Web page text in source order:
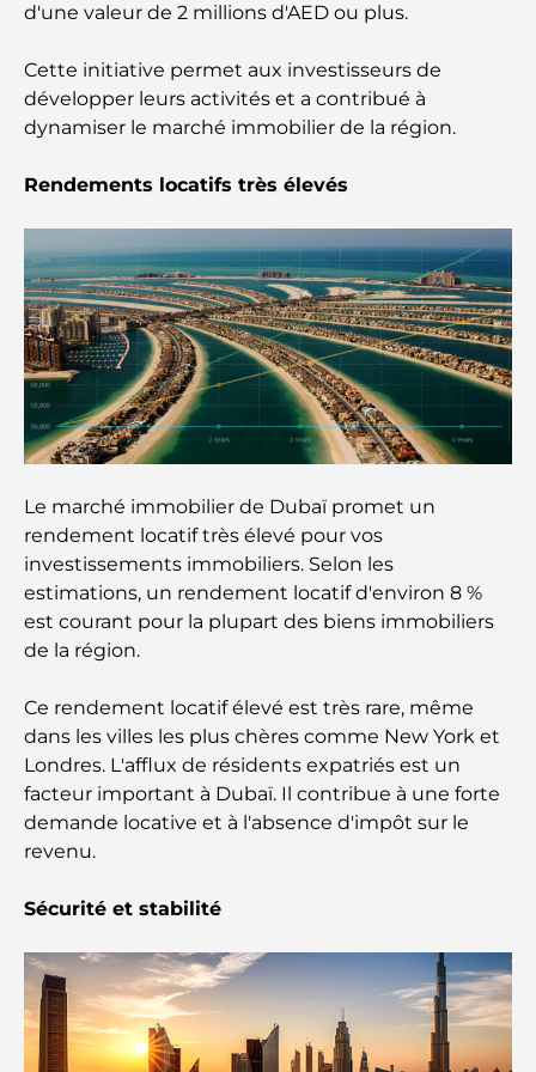
Dubaï
Résidences en bord de mer à Dubaï : le luxe au
Le pays le plus cher du monde : un classement
mondial des coûts
Les meilleurs restaurants de steak à Dubaï : un
guide pour les amateurs de viande
A Brief Guide to Buying Property in Dubai (2025-
Guide des salles de sport de Damac Hills : Les
meilleures options de remise en forme à Damac
Hills et aux alentours
Les meilleurs centres commerciaux de Dubaï pour
Que faire au DIFC : explorez le quartier le plus
dynamique de Dubaï
Cartes de crédit aux Émirats arabes unis : un guide
complet pour dépenser intelligemment
Hôpital du DIFC : des soins médicaux de classe
Rarest Car in the World: Automotive Legends
Beyond Price
d'une valeur de 2 millions d'AED ou plus.
Cette initiative permet aux investisseurs de
développer leurs activités et a contribué à
dynamiser le marché immobilier de la région.
Rendements locatifs très élevés
Le marché immobilier de Dubaï promet un
rendement locatif très élevé pour vos
investissements immobiliers. Selon les
estimations, un rendement locatif d'environ 8 %
est courant pour la plupart des biens immobiliers
de la région.
Ce rendement locatif élevé est très rare, même
dans les villes les plus chères comme New York et
Londres. L'afflux de résidents expatriés est un
facteur important à Dubaï. Il contribue à une forte
demande locative et à l'absence d'impôt sur le
revenu.
Sécurité et stabilité